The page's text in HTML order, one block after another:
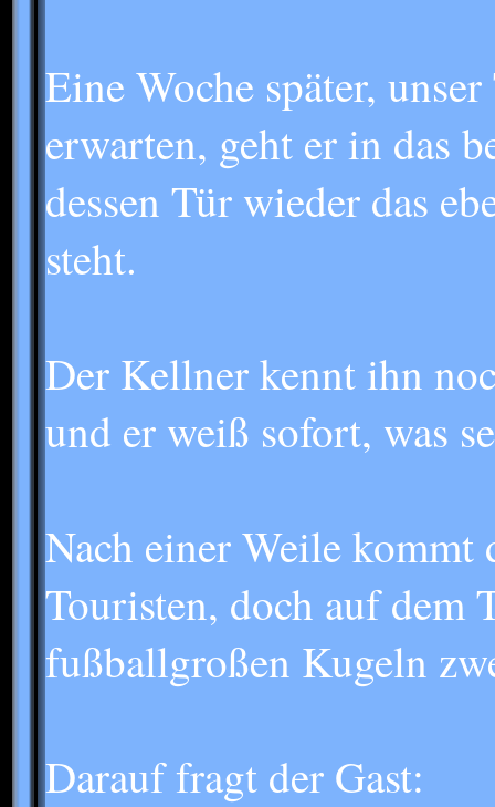
Eine Woche später,
erwarten, geht er in das
dessen Tür wieder das
steht.
Der Kellner kennt ihn
und er weiß sofort, was
Nach einer Weile kommt
Touristen, doch auf dem
fußballgroßen Kugeln
Darauf fragt der Gast: